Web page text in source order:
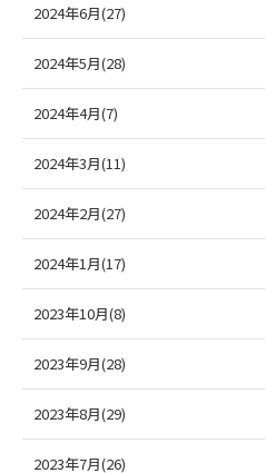
2024年6月(27)
2024年5月(28)
2024年4月(7)
2024年3月(11)
2024年2月(27)
2024年1月(17)
2023年10月(8)
2023年9月(28)
2023年8月(29)
2023年7月(26)